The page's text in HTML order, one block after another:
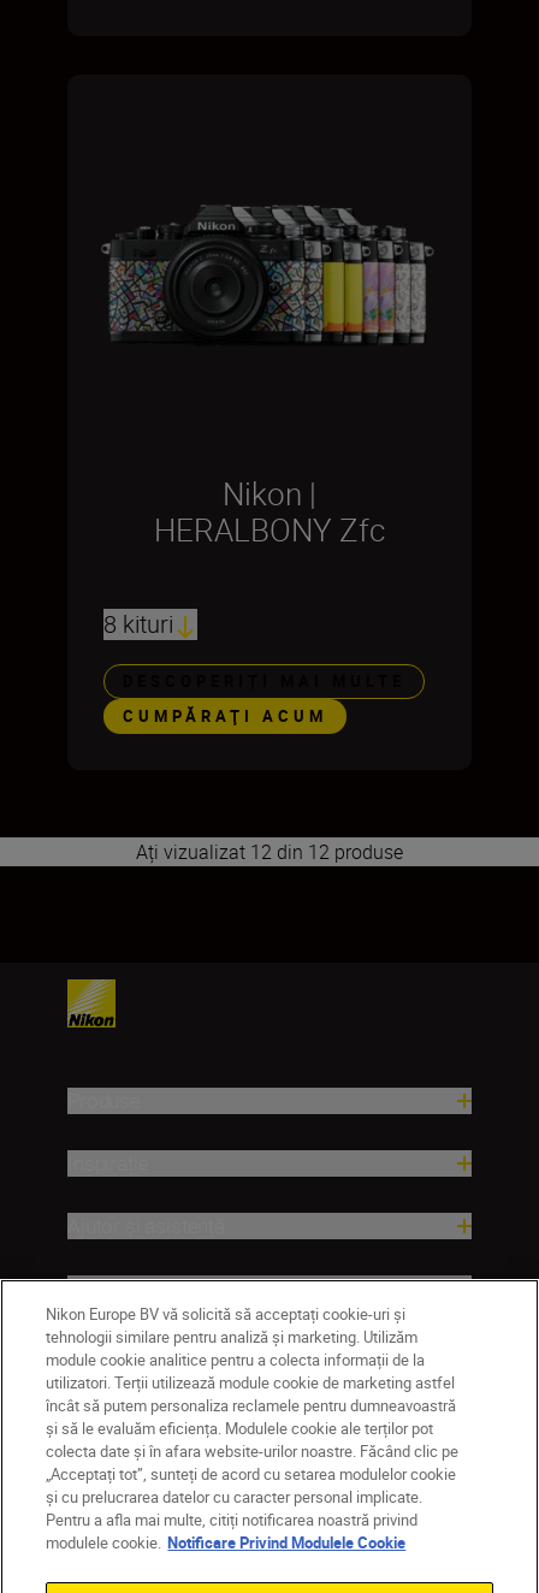
Nikon |
HERALBONY Zfc
8 kituri
CUMPĂRAŢI ACUM
Ați vizualizat 12 din 12 produse
Companie
MD Nikon Sites
Contactaţi-ne
Politică de confidențialitate
Termeni de utilizare
Nikon Europe BV vă solicită să acceptați cookie-uri și
tehnologii similare pentru analiză și marketing. Utilizăm
module cookie analitice pentru a colecta informații de la
utilizatori. Terții utilizează module cookie de marketing astfel
încât să putem personaliza reclamele pentru dumneavoastră
și să le evaluăm eficiența. Modulele cookie ale terților pot
colecta date și în afara website-urilor noastre. Făcând clic pe
„Acceptați tot”, sunteți de acord cu setarea modulelor cookie
și cu prelucrarea datelor cu caracter personal implicate.
Pentru a afla mai multe, citiți notificarea noastră privind
modulele cookie. Notificare Privind Modulele Cookie